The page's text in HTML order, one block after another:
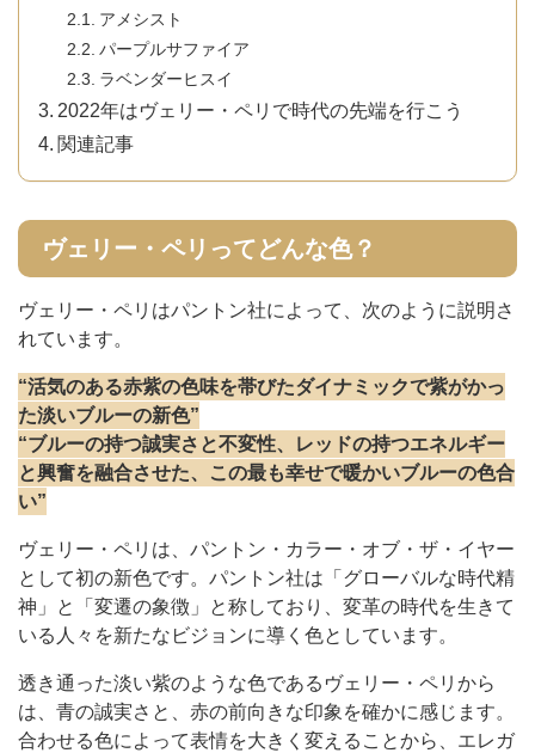
アメシスト
パープルサファイア
ラベンダーヒスイ
2022年はヴェリー・ペリで時代の先端を行こう
関連記事
ヴェリー・ペリってどんな色？
ヴェリー・ペリはパントン社によって、次のように説明さ
れています。
“活気のある赤紫の色味を帯びたダイナミックで紫がかっ
た淡いブルーの新色”
“ブルーの持つ誠実さと不変性、レッドの持つエネルギー
と興奮を融合させた、この最も幸せで暖かいブルーの色合
い”
ヴェリー・ペリは、パントン・カラー・オブ・ザ・イヤー
として初の新色です。パントン社は「グローバルな時代精
神」と「変遷の象徴」と称しており、変革の時代を生きて
いる人々を新たなビジョンに導く色としています。
透き通った淡い紫のような色であるヴェリー・ペリから
は、青の誠実さと、赤の前向きな印象を確かに感じます。
合わせる色によって表情を大きく変えることから、エレガ